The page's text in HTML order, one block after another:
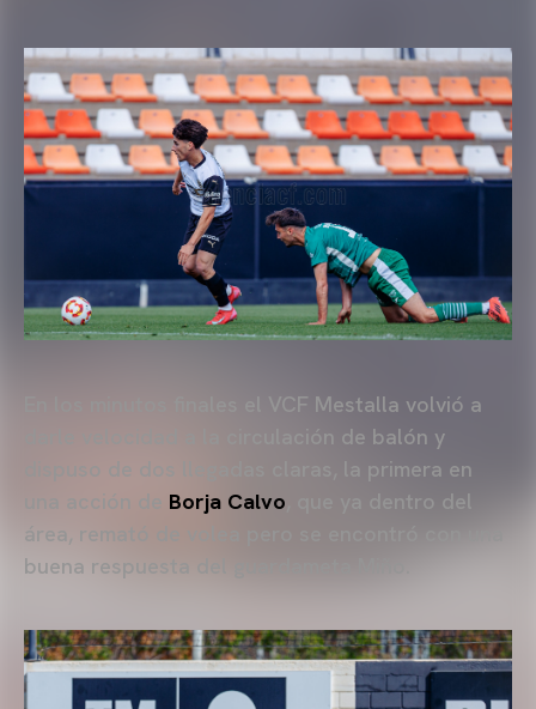
En los minutos finales el VCF Mestalla volvió a
darle velocidad a la circulación de balón y
dispuso de dos llegadas claras, la primera en
una acción de Borja Calvo , que ya dentro del
área, remató de volea pero se encontró con una
buena respuesta del guardameta Miño.